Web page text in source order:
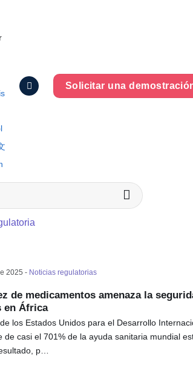
Solicitar una
2025 - Noticias regulatorias
de medicamentos amenaza la
en África
los Estados Unidos para el Desarrollo
de casi el 701% de la ayuda sanitaria mundial
p…